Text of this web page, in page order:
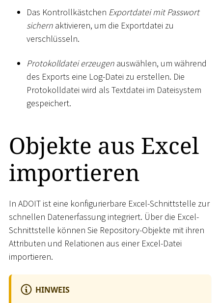
Das Kontrollkästchen Exportdatei mit Passwort
sichern aktivieren, um die Exportdatei zu
verschlüsseln.
Protokolldatei erzeugen auswählen, um während
des Exports eine Log-Datei zu erstellen. Die
Protokolldatei wird als Textdatei im Dateisystem
gespeichert.
Objekte aus Excel
importieren
In ADOIT ist eine konfigurierbare Excel-Schnittstelle zur
schnellen Datenerfassung integriert. Über die Excel-
Schnittstelle können Sie Repository-Objekte mit ihren
Attributen und Relationen aus einer Excel-Datei
importieren.
HINWEIS